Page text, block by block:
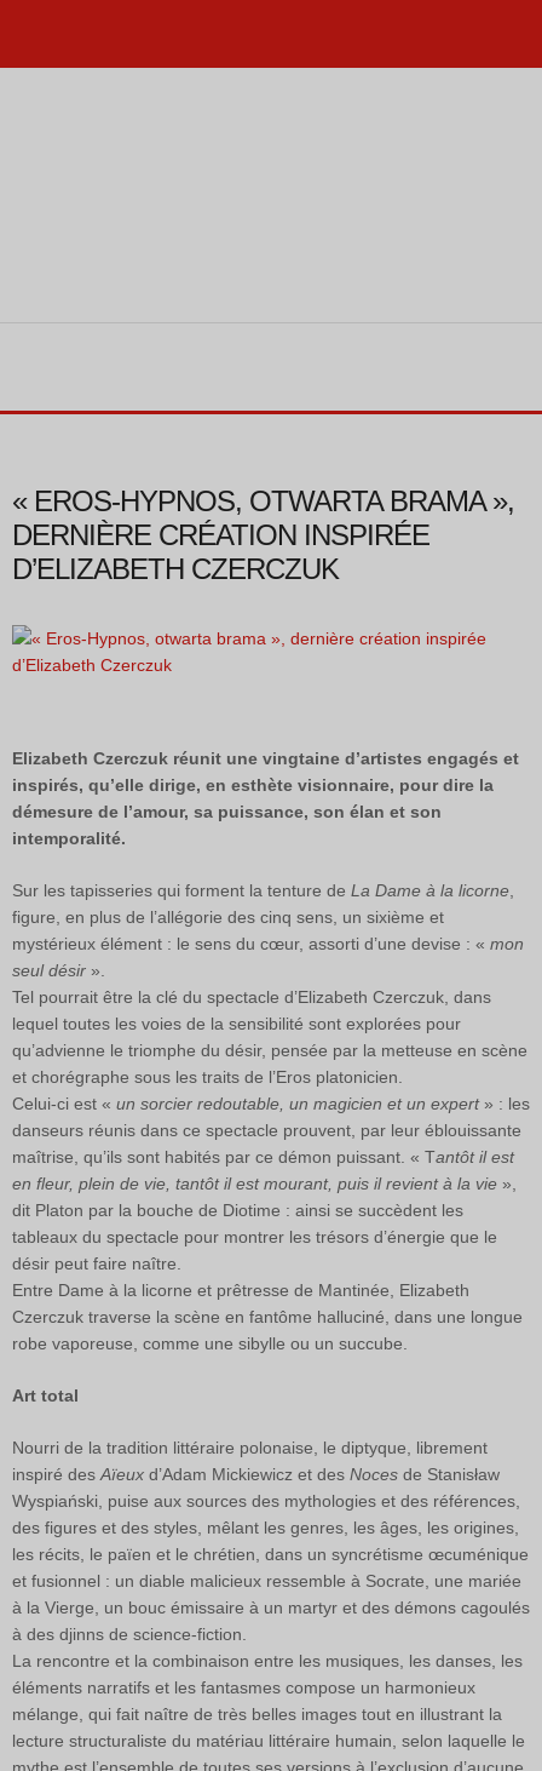
« EROS-HYPNOS, OTWARTA BRAMA »,
DERNIÈRE CRÉATION INSPIRÉE
D’ELIZABETH CZERCZUK
Elizabeth Czerczuk réunit une vingtaine d’artistes engagés et
inspirés, qu’elle dirige, en esthète visionnaire, pour dire la
démesure de l’amour, sa puissance, son élan et son
intemporalité.
Sur les tapisseries qui forment la tenture de La Dame à la licorne
figure, en plus de l’allégorie des cinq sens, un sixième et
mystérieux élément : le sens du cœur, assorti d’une devise : « mon
seul désir ».
Tel pourrait être la clé du spectacle d’Elizabeth Czerczuk, dans
lequel toutes les voies de la sensibilité sont explorées pour
qu’advienne le triomphe du désir, pensée par la metteuse en scène
et chorégraphe sous les traits de l’Eros platonicien.
Celui-ci est « un sorcier redoutable, un magicien et un expert» : les
danseurs réunis dans ce spectacle prouvent, par leur éblouissante
maîtrise, qu’ils sont habités par ce démon puissant. « Tantôt il est
en fleur, plein de vie, tantôt il est mourant, puis il revient à la vie »,
dit Platon par la bouche de Diotime : ainsi se succèdent les
tableaux du spectacle pour montrer les trésors d’énergie que le
désir peut faire naître.
Entre Dame à la licorne et prêtresse de Mantinée, Elizabeth
Czerczuk traverse la scène en fantôme halluciné, dans une longue
robe vaporeuse, comme une sibylle ou un succube.
Art total
Nourri de la tradition littéraire polonaise, le diptyque, librement
inspiré des Aïeux d’Adam Mickiewicz et des Noces de Stanisław
Wyspiański, puise aux sources des mythologies et des références,
des figures et des styles, mêlant les genres, les âges, les origines,
les récits, le païen et le chrétien, dans un syncrétisme œcuménique
et fusionnel : un diable malicieux ressemble à Socrate, une mariée
à la Vierge, un bouc émissaire à un martyr et des démons cagoulés
à des djinns de science-fiction.
La rencontre et la combinaison entre les musiques, les danses, les
éléments narratifs et les fantasmes compose un harmonieux
mélange, qui fait naître de très belles images tout en illustrant la
lecture structuraliste du matériau littéraire humain, selon laquelle le